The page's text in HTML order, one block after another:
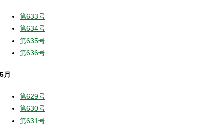
第633号
第634号
第635号
第636号
5月
第629号
第630号
第631号